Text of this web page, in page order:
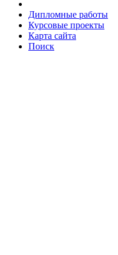
Дипломные работы
Курсовые проекты
Карта сайта
Поиск